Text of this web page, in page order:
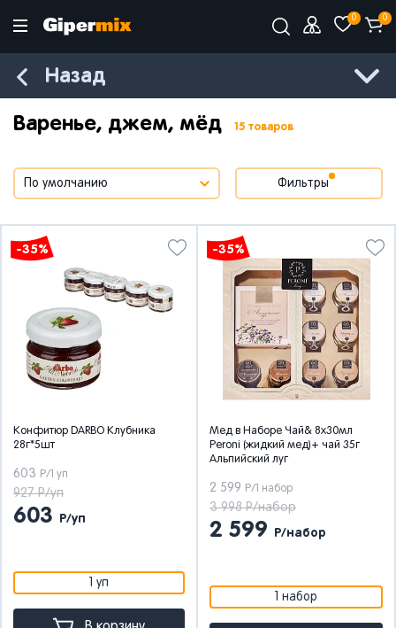
0 0
Назад
Варенье, джем, мёд 15 товаров
Фильтры
-35%
Конфитюр DARBO Клубника
28г*5шт
603 Р/1 уп
927 Р/уп
603 Р/уп
1 уп
-35%
Мед в Наборе Чай& 8х30мл
Peroni (жидкий мед)+ чай 35г
Альпийский луг
2 599 Р/1 набор
3 998 Р/набор
2 599 Р/набор
1 набор